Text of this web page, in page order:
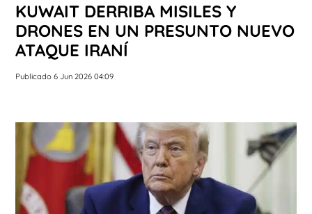
KUWAIT DERRIBA MISILES Y
DRONES EN UN PRESUNTO NUEVO
ATAQUE IRANÍ
Publicado 6 Jun 2026 04:09